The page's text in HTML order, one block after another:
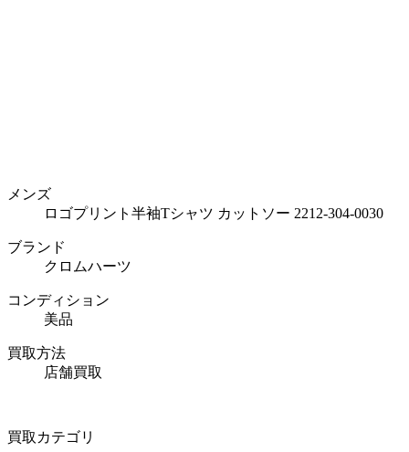
メンズ
ロゴプリント半袖Tシャツ カットソー 2212-304-0030
ブランド
クロムハーツ
コンディション
美品
買取方法
店舗買取
買取カテゴリ